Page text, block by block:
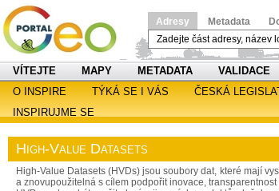
Adresy Metadata
VÍTEJTE MAPY METADATA VALIDACE
O INSPIRE
TÝKÁ SE I VÁS ČESKÁ
INSPIRUJME SE
High-Value Datasets
High-Value Datasets (HVDs) jsou soubory dat, které mají
a znovupoužitelná s cílem podpořit inovace,